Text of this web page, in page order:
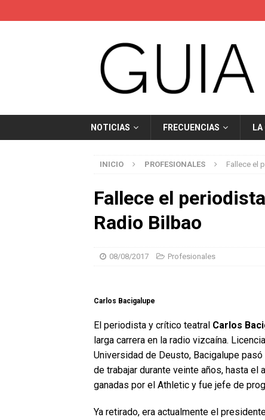
NOTICIAS FRECUENCIAS LA
INICIO PROFESIONALES Fallece el
Fallece el
Radio Bilbao
08/08/2017 Profesionales
Carlos Bacigalupe
El periodista y crítico teatral Carlos
larga carrera en la radio vizcaína.
Universidad de Deusto, Bacigalupe pasó
de trabajar durante veinte años, hasta el
ganadas por el Athletic y fue jefe de
Ya retirado, era actualmente el